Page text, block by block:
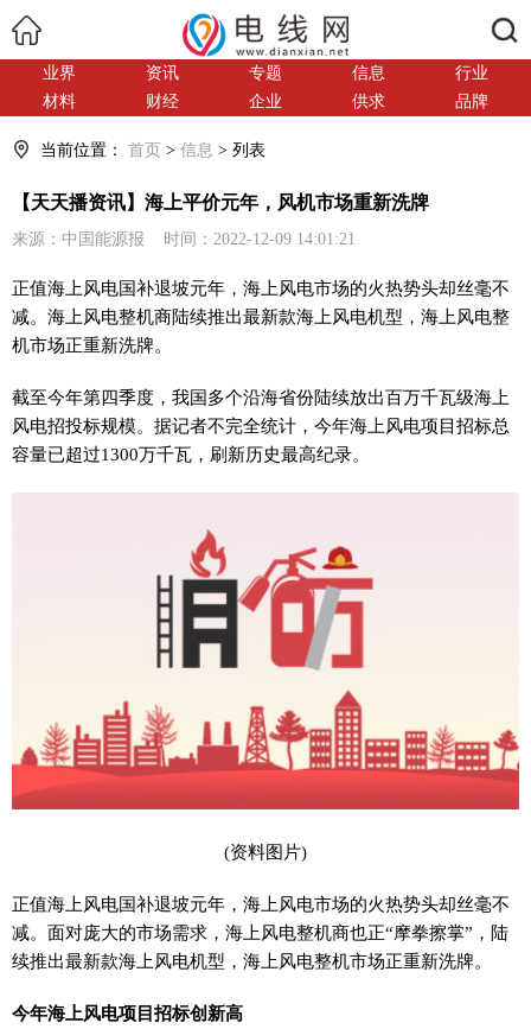
业界 资讯 专题 信息
行业
材料
财经 企业 供求 品牌
当前位置： 首页 > 信息 > 列表
【天天播资讯】海上平价元年，风机市场重新洗牌
来源：中国能源报 时间：2022-12-09 14:01:21
正值海上风电国补退坡元年，海上风电市场的火热势头却丝毫不
减。海上风电整机商陆续推出最新款海上风电机型，海上风电整
机市场正重新洗牌。
截至今年第四季度，我国多个沿海省份陆续放出百万千瓦级海上
风电招投标规模。据记者不完全统计，今年海上风电项目招标总
容量已超过1300万千瓦，刷新历史最高纪录。
(资料图片)
正值海上风电国补退坡元年，海上风电市场的火热势头却丝毫不
减。面对庞大的市场需求，海上风电整机商也正“摩拳擦掌”，陆
续推出最新款海上风电机型，海上风电整机市场正重新洗牌。
今年海上风电项目招标创新高